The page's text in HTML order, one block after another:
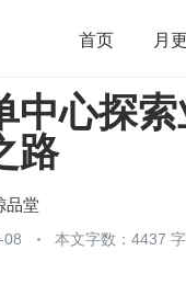
首页 月
架构
队管理
中心探
路
品堂
08 本文字数：4437 字